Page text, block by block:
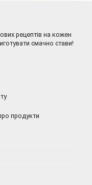
рецептів на кожен
смачно стави!
продукти